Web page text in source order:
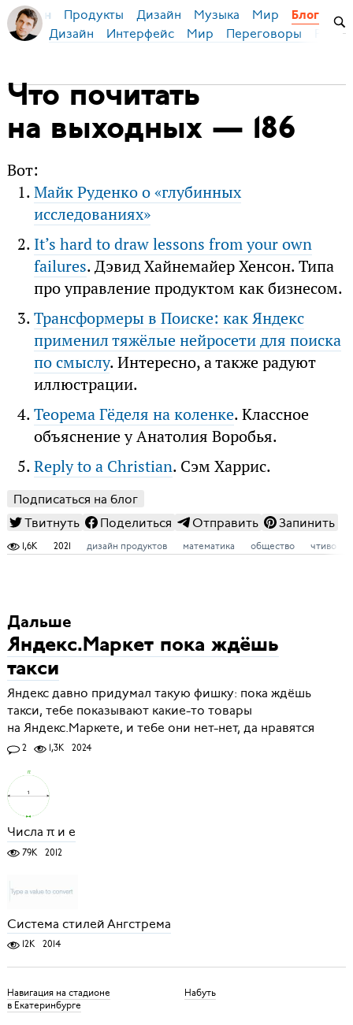
Бирман Продукты Дизайн Музыка Мир Блог
Дизайн Интерфейс Мир Переговоры
Что почитать
на выходных — 186
Вот:
Майк Руденко о «глубинных
исследованиях»
It’s hard to draw lessons from your own
failures. Дэвид Хайнемайер Хенсон. Типа
про управление продуктом как бизнесом.
Трансформеры в Поиске: как Яндекс
применил тяжёлые нейросети для поиска
по смыслу. Интересно, а также радуют
иллюстрации.
Теорема Гёделя на коленке. Классное
объяснение у Анатолия Воробья.
Reply to a Christian. Сэм Харрис.
Подписаться на блог
Твитнуть
Поделиться Отправить Запинить
1,6K 2021 дизайн продуктов математика общество чтиво
Дальше
Яндекс.Маркет пока ждёшь
такси
Яндекс давно придумал такую фишку: пока ждёшь
такси, тебе показывают какие-то товары
на Яндекс.Маркете, и тебе они нет-нет, да нравятся
2 1,3K 2024
Числа π и e
79K 2012
Система стилей Ангстрема
12K 2014
Навигация на стадионе
в Екатеринбурге
Набуть